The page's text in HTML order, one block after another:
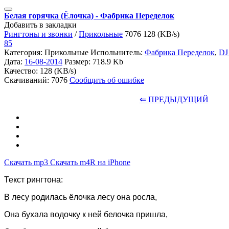
Белая горячка (Ёлочка) - Фабрика Переделок
Добавить в закладки
Рингтоны и звонки /Прикольные 7076 128 (KB/s)
85
Категория: Прикольные Испольнитель: Фабрика Переделок,
Дата: 16-08-2014 Размер: 718.9 Kb
Качество: 128 (KB/s)
Скачиваний: 7076 Сообщить об ошибке
⇐ ПРЕДЫДУЩИЙ
Скачать mp3 Скачать m4R на iPhone
Текст рингтона:
В лесу родилась ёлочка лесу она росла,
Она бухала водочку к ней белочка пришла,